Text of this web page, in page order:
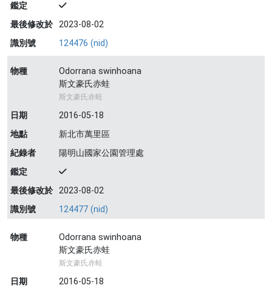
鑑定
最後修改於 2023-08-02
識別號
124476 (nid)
物種
Odorrana swinhoana
斯文豪氏赤蛙
斯文豪氏赤蛙
日期
2016-05-18
地點
新北市萬里區
紀錄者
陽明山國家公園管理處
鑑定
最後修改於 2023-08-02
識別號
124477 (nid)
物種
Odorrana swinhoana
斯文豪氏赤蛙
斯文豪氏赤蛙
日期
2016-05-18